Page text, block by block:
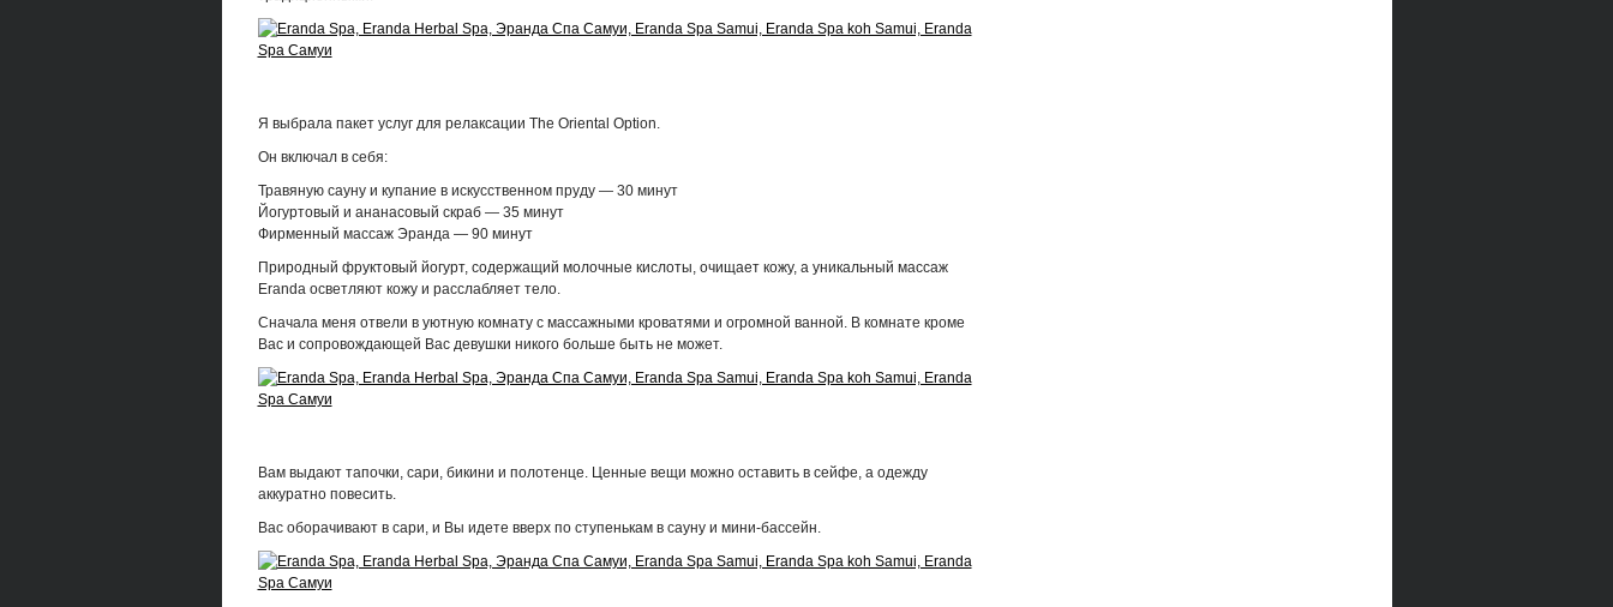
Я выбрала пакет услуг для релаксации The Oriental Option.
Он включал в себя:
Травяную сауну и купание в искусственном пруду — 30 минут
Йогуртовый и ананасовый скраб — 35 минут
Фирменный массаж Эранда — 90 минут
Природный фруктовый йогурт, содержащий молочные кислоты, очищает кожу, а уникальный массаж
Eranda осветляют кожу и расслабляет тело.
Сначала меня отвели в уютную комнату с массажными кроватями и огромной ванной. В комнате кроме
Вас и сопровождающей Вас девушки никого больше быть не может.
Вам выдают тапочки, сари, бикини и полотенце. Ценные вещи можно оставить в сейфе, а одежду
аккуратно повесить.
Вас оборачивают в сари, и Вы идете вверх по ступенькам в сауну и мини-бассейн.